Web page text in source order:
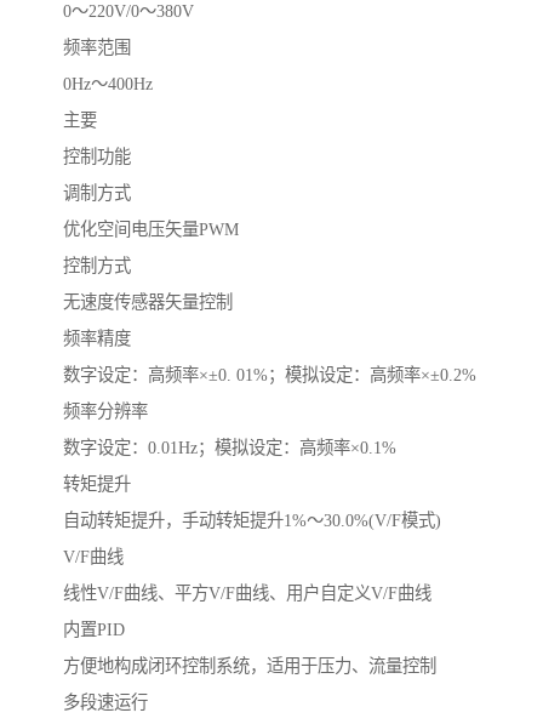
0～220V/0～380V
频率范围
0Hz～400Hz
主要
控制功能
调制方式
优化空间电压矢量PWM
控制方式
无速度传感器矢量控制
频率精度
数字设定：高频率×±0. 01%；模拟设定：高频率×±0.2%
频率分辨率
数字设定：0.01Hz；模拟设定：高频率×0.1%
转矩提升
自动转矩提升，手动转矩提升1%～30.0%(V/F模式)
V/F曲线
线性V/F曲线、平方V/F曲线、用户自定义V/F曲线
内置PID
方便地构成闭环控制系统，适用于压力、流量控制
多段速运行